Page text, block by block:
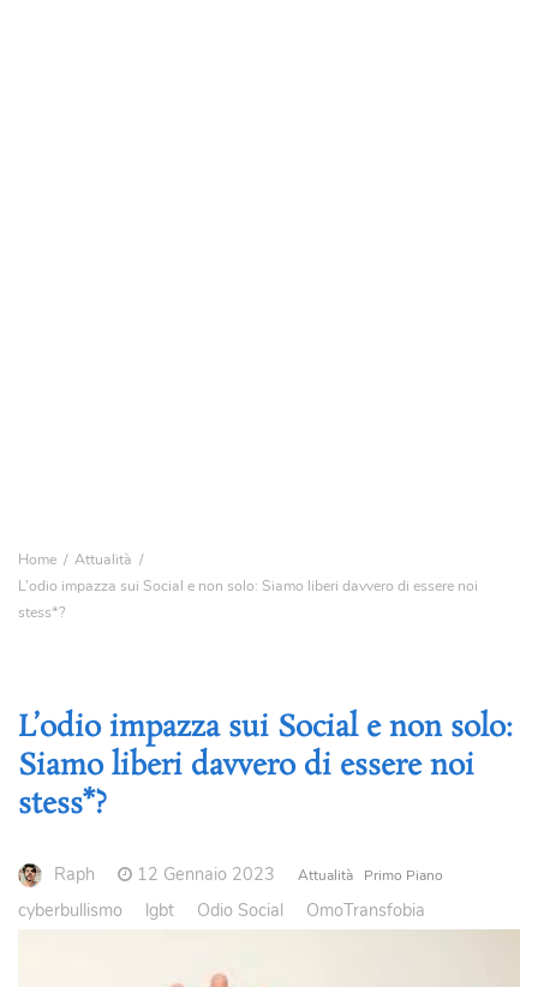
Home
Attualità
L’odio impazza sui Social e non solo: Siamo liberi davvero di essere noi
stess*?
L’odio impazza sui Social e non solo:
Siamo liberi davvero di essere noi
stess*?
Raph 12 Gennaio 2023 Attualità Primo Piano
cyberbullismo lgbt Odio Social OmoTransfobia